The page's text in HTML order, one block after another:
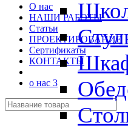
О нас
НАШИ РАБОТЫ
Статьи
ПРОЕКТИРОВАНИЕ
Сертификаты
КОНТАКТЫ
о нас 3